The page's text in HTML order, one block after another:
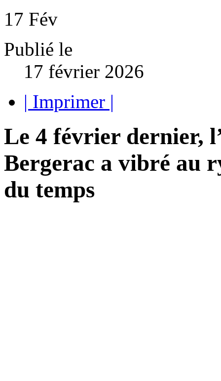
17 Fév
Publié le
17 février 2026
| Imprimer |
Le 4 février dernier,
Bergerac a vibré au
du temps